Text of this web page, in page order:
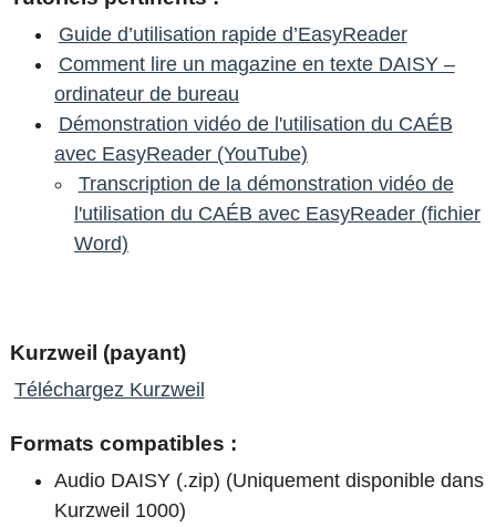
Guide d’utilisation rapide d’EasyReader
Comment lire un magazine en texte DAISY –
ordinateur de bureau
Démonstration vidéo de l'utilisation du CAÉB
avec EasyReader (YouTube)
Transcription de la démonstration vidéo de
l'utilisation du CAÉB avec EasyReader (fichier
Word)
Kurzweil (payant)
Téléchargez Kurzweil
Formats compatibles :
Audio DAISY (.zip) (Uniquement disponible dans
Kurzweil 1000)